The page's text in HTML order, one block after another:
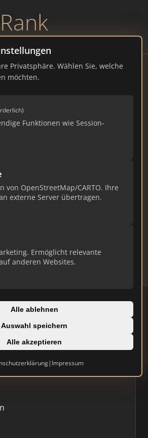
Rank
Privatsphäre. Wählen Sie, welche
möchten.
Funktionen wie Session-
von OpenStreetMap/CARTO. Ihre
externe Server übertragen.
Ermöglicht relevante
anderen Websites.
Alle ablehnen
Auswahl speichern
Alle akzeptieren
| Impressum
Coburg
coburg.de
Profil, bearbeiten Sie Ihre